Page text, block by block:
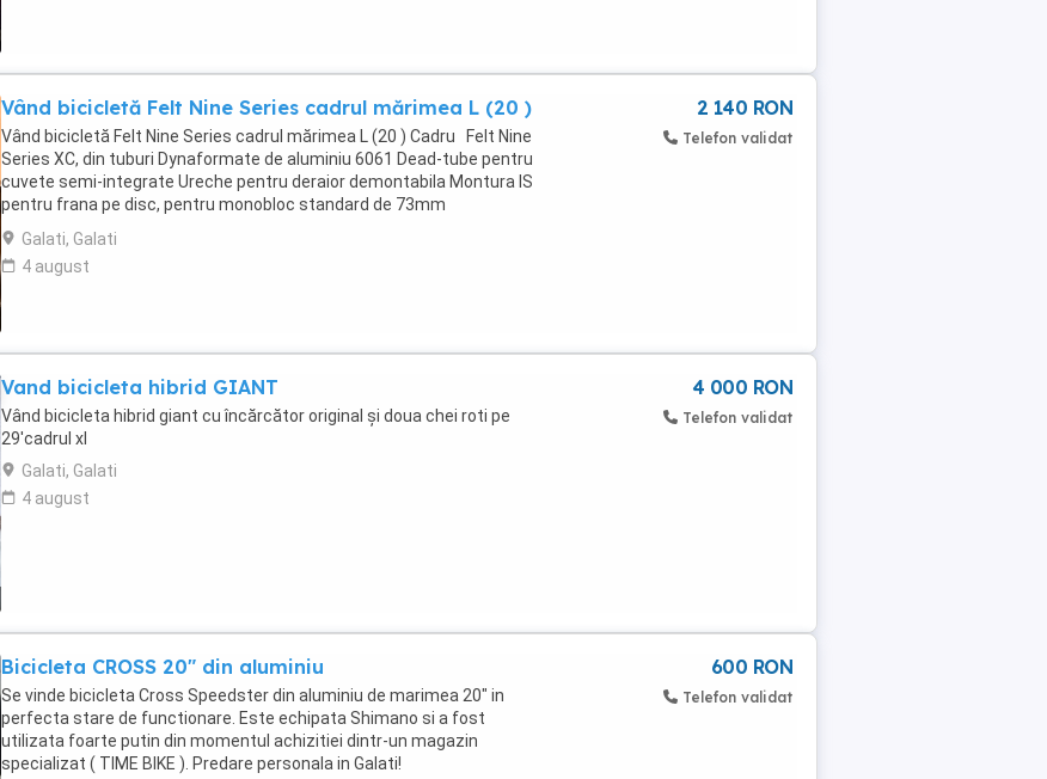
Vând bicicletă Felt Nine Series cadrul mărimea L (20 )
Vând bicicletă Felt Nine Series cadrul mărimea L (20 ) Cadru Felt Nine
Series XC, din tuburi Dynaformate de aluminiu 6061 Dead-tube pentru
cuvete semi-integrate Ureche pentru deraior demontabila Montura IS
pentru frana pe disc, pentru monobloc standard de 73mm
Dimensiunea butucilor (OLD) ...
Galati, Galati
4 august
2 140 RON
Telefon validat
Vand bicicleta hibrid GIANT
Vând bicicleta hibrid giant cu încărcător original și doua chei roti pe
29'cadrul xl
Galati, Galati
4 august
4 000 RON
Telefon validat
Bicicleta CROSS 20" din aluminiu
Se vinde bicicleta Cross Speedster din aluminiu de marimea 20" in
perfecta stare de functionare. Este echipata Shimano si a fost
utilizata foarte putin din momentul achizitiei dintr-un magazin
specializat ( TIME BIKE ). Predare personala in Galati!
600 RON
Telefon validat